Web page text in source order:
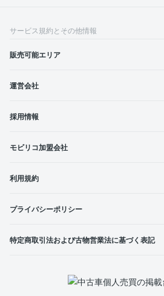
サービス規約とその他情報
販売可能エリア
運営会社
採用情報
モビリコ加盟会社
利用規約
プライバシーポリシー
特定商取引法および古物営業法に基づく表記